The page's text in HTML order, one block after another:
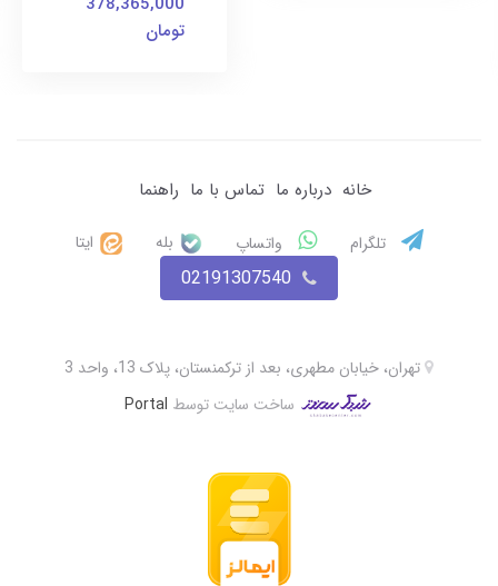
تومان
خانه درباره ما تماس با ما راهنما
تلگرام واتساپ بله ایتا
02191307540
ساخت سایت توسط Portal
تهران، خیابان مطهری، بعد از ترکمنستان، پلاک 13، واحد 3